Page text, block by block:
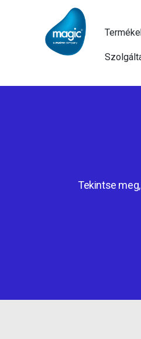
Tekintse